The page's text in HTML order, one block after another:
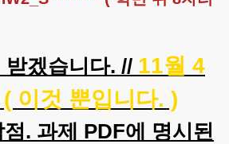
겠습니다. // 11월 4
이것 뿐입니다. )
. 과제 PDF에 명시된